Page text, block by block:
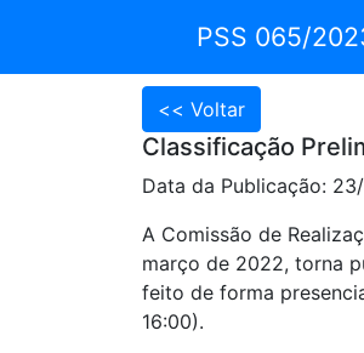
PSS 065/
Classificação
Data da Publicação:
A Comissão de
março de 2022, torna
feito de forma
16:00).